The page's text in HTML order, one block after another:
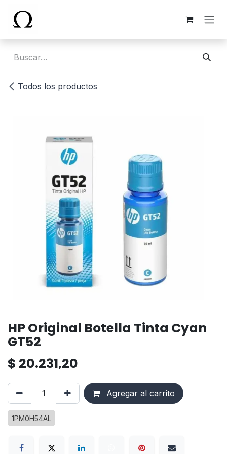
Todos los productos
HP Original Botella Tinta Cyan
GT52
$ 20.231,20
Agregar al carrito
1PM0H54AL